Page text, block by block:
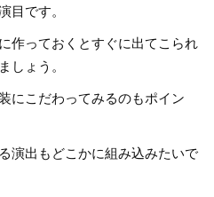
目です。
作っておくとすぐに出てこられ
しょう。
にこだわってみるのもポイン
演出もどこかに組み込みたいで